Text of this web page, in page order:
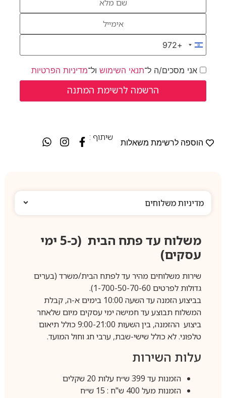
Israel +972
+972
אני מסכים/ה ל־תנאי השימושול־מדיניות הפרטיות
הוספה לרשימת משאלות
שיתוף :
מדיניות משלוחים
משלוח עד פתח הבית (כ-5 ימי
עסקים)
שירות משלוחים מהיר עד לפתח הבית/משרד (בערים
גדולות לפרטים 1-700-50-70-60).
בביצוע הזמנה עד השעה 10:00 בימים א-ה, קבלת
המשלוח תבוצע עד חמישה ימי עסקים מיום שלאחר
ביצוע ההזמנה, בין השעות 9:00-21:00 כולל תיאום
טלפוני. לא כולל שישי-שבת, ערבי חג וחול המועד.
עלות השירות
הזמנות עד 399 ש״ח עלות 20 שקלים
הזמנות מעל 400 ש"ח : 15 ש״ח